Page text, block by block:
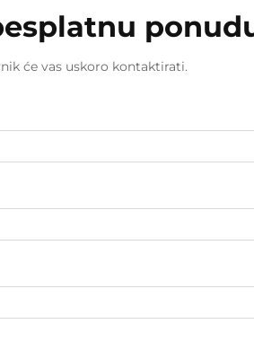
će vas uskoro kontaktirati.